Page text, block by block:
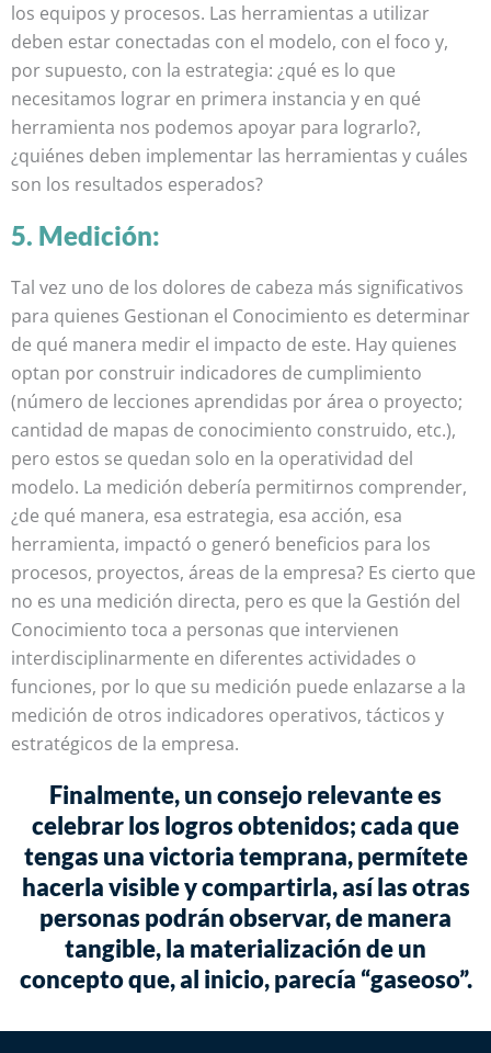
los equipos y procesos. Las herramientas a utilizar
deben estar conectadas con el modelo, con el foco y,
por supuesto, con la estrategia: ¿qué es lo que
necesitamos lograr en primera instancia y en qué
herramienta nos podemos apoyar para lograrlo?,
¿quiénes deben implementar las herramientas y cuáles
son los resultados esperados?
5. Medición:
Tal vez uno de los dolores de cabeza más significativos
para quienes Gestionan el Conocimiento es determinar
de qué manera medir el impacto de este. Hay quienes
optan por construir indicadores de cumplimiento
(número de lecciones aprendidas por área o proyecto;
cantidad de mapas de conocimiento construido, etc.),
pero estos se quedan solo en la operatividad del
modelo. La medición debería permitirnos comprender,
¿de qué manera, esa estrategia, esa acción, esa
herramienta, impactó o generó beneficios para los
procesos, proyectos, áreas de la empresa? Es cierto que
no es una medición directa, pero es que la Gestión del
Conocimiento toca a personas que intervienen
interdisciplinarmente en diferentes actividades o
funciones, por lo que su medición puede enlazarse a la
medición de otros indicadores operativos, tácticos y
estratégicos de la empresa.
Finalmente, un consejo relevante es
celebrar los logros obtenidos; cada que
tengas una victoria temprana, permítete
hacerla visible y compartirla, así las otras
personas podrán observar, de manera
tangible, la materialización de un
concepto que, al inicio, parecía “gaseoso”.